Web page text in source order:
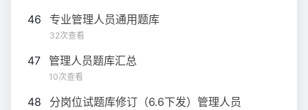
46 专业管理人员通用题库
32次查看
47 管理人员题库汇总
10次查看
48 分岗位试题库修订（6.6下发）管理人员